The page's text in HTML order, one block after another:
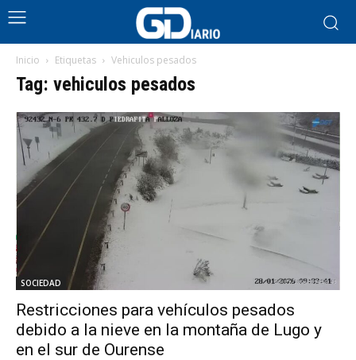
Inicio Etiquetas Vehiculos pesados
Tag: vehiculos pesados
SOCIEDAD
Restricciones para vehículos pesados
debido a la nieve en la montaña de Lugo y
en el sur de Ourense